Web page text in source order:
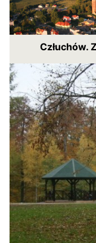
Człuchów.